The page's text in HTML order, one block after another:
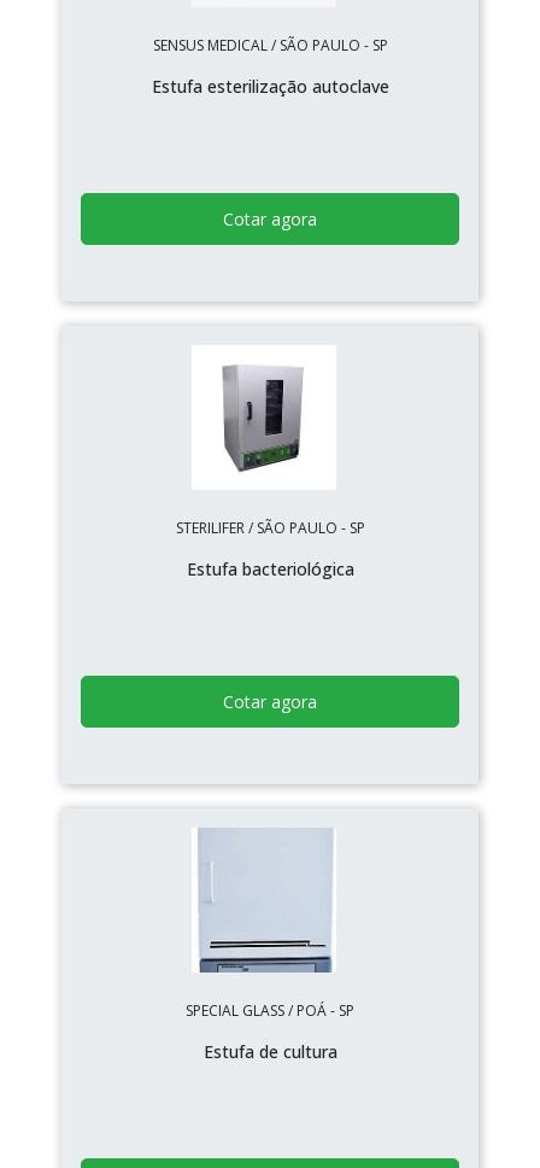
SENSUS MEDICAL / SÃO PAULO - SP
Estufa esterilização autoclave
Cotar agora
STERILIFER / SÃO PAULO - SP
Estufa bacteriológica
Cotar agora
SPECIAL GLASS / POÁ - SP
Estufa de cultura